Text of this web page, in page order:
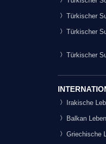
Türkischer
Türkischer
Türkischer
Irakische
Balkan
Griechische